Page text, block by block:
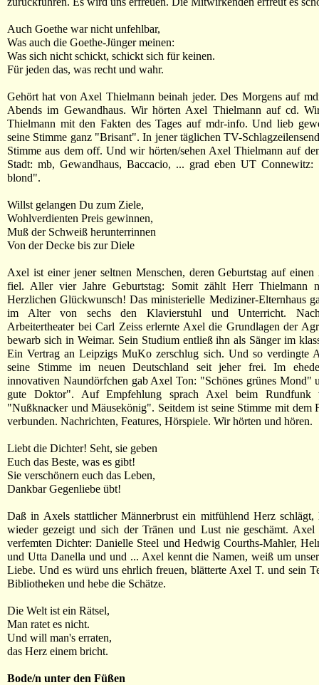
Auch Goethe war nicht unfehlbar,
Was auch die Goethe-Jünger meinen:
Was sich nicht schickt, schickt sich für keinen.
Für jeden das, was recht und wahr.
Gehört hat von Axel Thielmann beinah jeder. Des Morgens auf
Abends im Gewandhaus. Wir hörten Axel Thielmann auf cd.
Thielmann mit den Fakten des Tages auf mdr-info. Und lieb
seine Stimme ganz "Brisant". In jener täglichen TV-
Stimme aus dem off. Und wir hörten/sehen Axel Thielmann auf
Stadt: mb, Gewandhaus, Baccacio, ... grad eben UT
blond".
Willst gelangen Du zum Ziele,
Wohlverdienten Preis gewinnen,
Muß der Schweiß herunterrinnen
Von der Decke bis zur Diele
Axel ist einer jener seltnen Menschen, deren Geburtstag auf einen
fiel. Aller vier Jahre Geburtstag: Somit zählt Herr Thielmann
Herzlichen Glückwunsch! Das ministerielle Mediziner-Elternhaus
im Alter von sechs den Klavierstuhl und Unterricht.
Arbeitertheater bei Carl Zeiss erlernte Axel die Grundlagen der
bewarb sich in Weimar. Sein Studium entließ ihn als Sänger im
Ein Vertrag an Leipzigs MuKo zerschlug sich. Und so verdingte
seine Stimme im neuen Deutschland seit jeher frei. Im
innovativen Naundörfchen gab Axel Ton: "Schönes grünes Mond"
gute Doktor". Auf Empfehlung sprach Axel beim
"Nußknacker und Mäusekönig". Seitdem ist seine Stimme mit dem
verbunden. Nachrichten, Features, Hörspiele. Wir hörten und hören.
Liebt die Dichter! Seht, sie geben
Euch das Beste, was es gibt!
Sie verschönern euch das Leben,
Dankbar Gegenliebe übt!
Daß in Axels stattlicher Männerbrust ein mitfühlend Herz schlägt,
wieder gezeigt und sich der Tränen und Lust nie geschämt.
verfemten Dichter: Danielle Steel und Hedwig Courths-Mahler,
und Utta Danella und und ... Axel kennt die Namen, weiß um
Liebe. Und es würd uns ehrlich freuen, blätterte Axel T. und sein
Bibliotheken und hebe die Schätze.
Die Welt ist ein Rätsel,
Man ratet es nicht.
Und will man's erraten,
das Herz einem bricht.
Bode/n unter den Füßen